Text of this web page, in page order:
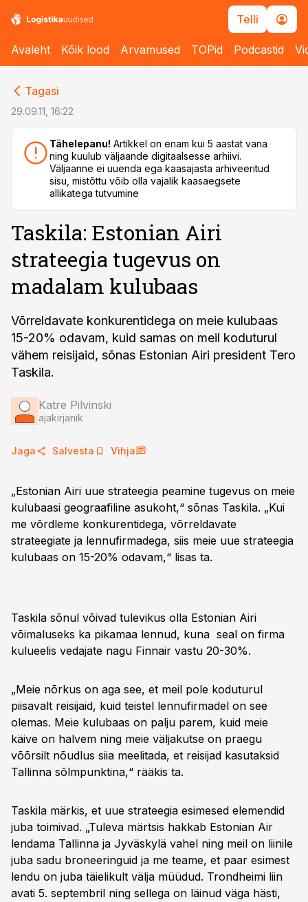
Telli
Avaleht Kõik lood Arvamused TOPid Podcastid
Tagasi
29.09.11, 16:22
Tähelepanu! Artikkel on enam kui 5 aastat vana
ning kuulub väljaande digitaalsesse arhiivi.
Väljaanne ei uuenda ega kaasajasta arhiveeritud
sisu, mistõttu võib olla vajalik kaasaegsete
allikatega tutvumine
Taskila: Estonian Airi
strateegia tugevus on
madalam kulubaas
Võrreldavate konkurentidega on meie kulubaas
15-20% odavam, kuid samas on meil koduturul
vähem reisijaid, sõnas Estonian Airi president Tero
Taskila.
Katre Pilvinski
ajakirjanik
Jaga Salvesta Vihja
„Estonian Airi uue strateegia peamine tugevus on meie
kulubaasi geograafiline asukoht,“ sõnas Taskila. „Kui
me võrdleme konkurentidega, võrreldavate
strateegiate ja lennufirmadega, siis meie uue strateegia
kulubaas on 15-20% odavam,“ lisas ta.
Taskila sõnul võivad tulevikus olla Estonian Airi
võimaluseks ka pikamaa lennud, kuna seal on firma
kulueelis vedajate nagu Finnair vastu 20-30%.
„Meie nõrkus on aga see, et meil pole koduturul
piisavalt reisijaid, kuid teistel lennufirmadel on see
olemas. Meie kulubaas on palju parem, kuid meie
käive on halvem ning meie väljakutse on praegu
võõrsilt nõudlus siia meelitada, et reisijad kasutaksid
Tallinna sõlmpunktina,“ rääkis ta.
Taskila märkis, et uue strateegia esimesed elemendid
juba toimivad. „Tuleva märtsis hakkab Estonian Air
lendama Tallinna ja Jyväskylä vahel ning meil on liinile
juba sadu broneeringuid ja me teame, et paar esimest
lendu on juba täielikult välja müüdud. Trondheimi liin
avati 5. septembril ning sellega on läinud väga hästi,